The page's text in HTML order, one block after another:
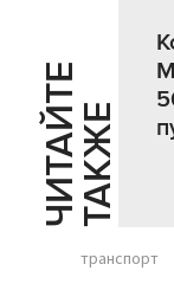
Ч
И
Т
АЙ
Т
Е
Т
А
К
ЖЕ
транспорт